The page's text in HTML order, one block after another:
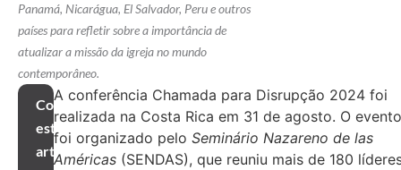
Panamá, Nicarágua, El Salvador, Peru e outros
países para refletir sobre a importância de
atualizar a missão da igreja no mundo
contemporâneo.
Compartilhar
este
artigo
A conferência Chamada para Disrupção 2024 foi
realizada na Costa Rica em 31 de agosto. O evento
foi organizado pelo Seminário Nazareno de las
Américas (SENDAS), que reuniu mais de 180